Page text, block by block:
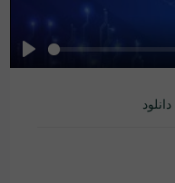
Play
دانلود